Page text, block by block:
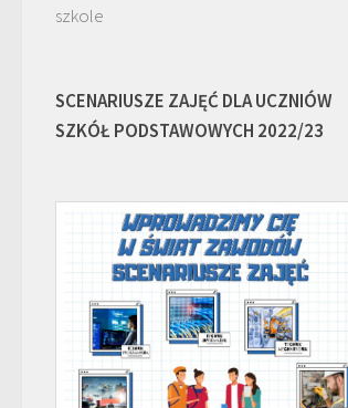
szkole
SCENARIUSZE ZAJĘĆ DLA UCZNIÓW
SZKÓŁ PODSTAWOWYCH 2022/23